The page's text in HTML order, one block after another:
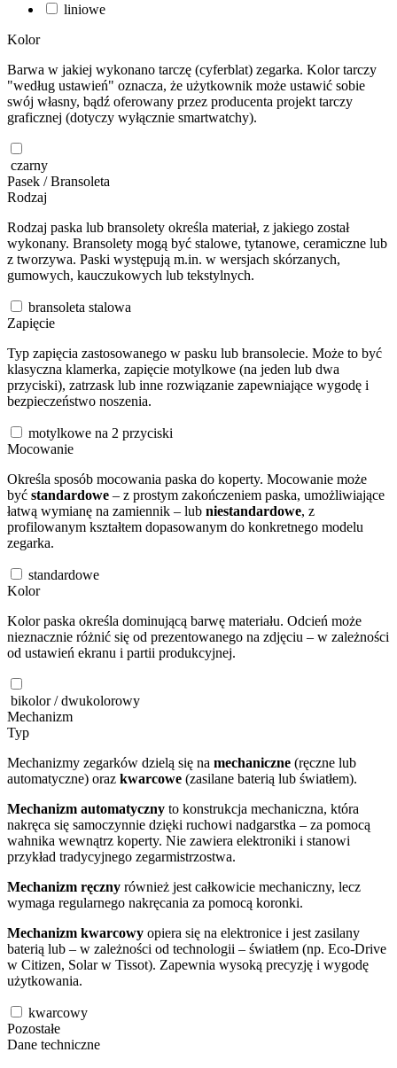
liniowe
Kolor
Barwa w jakiej wykonano tarczę (cyferblat) zegarka. Kolor tarczy
"według ustawień" oznacza, że użytkownik może ustawić sobie
swój własny, bądź oferowany przez producenta projekt tarczy
graficznej (dotyczy wyłącznie smartwatchy).
czarny
Pasek / Bransoleta
Rodzaj
Rodzaj paska lub bransolety określa materiał, z jakiego został
wykonany. Bransolety mogą być stalowe, tytanowe, ceramiczne lub
z tworzywa. Paski występują m.in. w wersjach skórzanych,
gumowych, kauczukowych lub tekstylnych.
bransoleta stalowa
Zapięcie
Typ zapięcia zastosowanego w pasku lub bransolecie. Może to być
klasyczna klamerka, zapięcie motylkowe (na jeden lub dwa
przyciski), zatrzask lub inne rozwiązanie zapewniające wygodę i
bezpieczeństwo noszenia.
motylkowe na 2 przyciski
Mocowanie
Określa sposób mocowania paska do koperty. Mocowanie może
być standardowe – z prostym zakończeniem paska, umożliwiające
łatwą wymianę na zamiennik – lub niestandardowe, z
profilowanym kształtem dopasowanym do konkretnego modelu
zegarka.
standardowe
Kolor
Kolor paska określa dominującą barwę materiału. Odcień może
nieznacznie różnić się od prezentowanego na zdjęciu – w zależności
od ustawień ekranu i partii produkcyjnej.
bikolor / dwukolorowy
Mechanizm
Typ
Mechanizmy zegarków dzielą się na mechaniczne (ręczne lub
automatyczne) oraz kwarcowe (zasilane baterią lub światłem).
Mechanizm automatyczny to konstrukcja mechaniczna, która
nakręca się samoczynnie dzięki ruchowi nadgarstka – za pomocą
wahnika wewnątrz koperty. Nie zawiera elektroniki i stanowi
przykład tradycyjnego zegarmistrzostwa.
Mechanizm ręczny również jest całkowicie mechaniczny, lecz
wymaga regularnego nakręcania za pomocą koronki.
Mechanizm kwarcowy opiera się na elektronice i jest zasilany
baterią lub – w zależności od technologii – światłem (np. Eco-Drive
w Citizen, Solar w Tissot). Zapewnia wysoką precyzję i wygodę
użytkowania.
kwarcowy
Pozostałe
Dane techniczne